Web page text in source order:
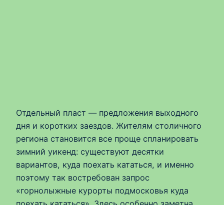
Отдельный пласт — предложения выходного
дня и коротких заездов. Жителям столичного
региона становится все проще спланировать
зимний уикенд: существуют десятки
вариантов, куда поехать кататься, и именно
поэтому так востребован запрос
«горнолыжные курорты подмосковья куда